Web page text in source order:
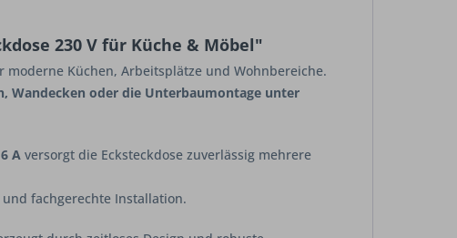
230 V für Küche & Möbel"
Küchen, Arbeitsplätze und Wohnbereiche.
Wandecken oder die Unterbaumontage unter
A versorgt die Ecksteckdose zuverlässig mehrere
fachgerechte Installation.